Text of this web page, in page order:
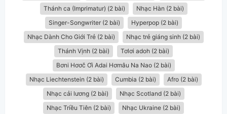
Thánh ca (Imprimatur) (2 bài)
Nhạc Hàn (2 bài)
Singer-Songwriter (2 bài)
Hyperpop (2 bài)
Nhạc Dành Cho Giới Trẻ (2 bài)
Nhạc trẻ giáng sinh (2 bài)
Thánh Vịnh (2 bài)
Tơlơi adoh (2 bài)
Bơni Hơơč Ơi Adai Hơmâu Na Nao (2 bài)
Nhạc Liechtenstein (2 bài)
Cumbia (2 bài)
Afro (2 bài)
Nhạc cải lương (2 bài)
Nhạc Scotland (2 bài)
Nhạc Triều Tiên (2 bài)
Nhạc Ukraine (2 bài)